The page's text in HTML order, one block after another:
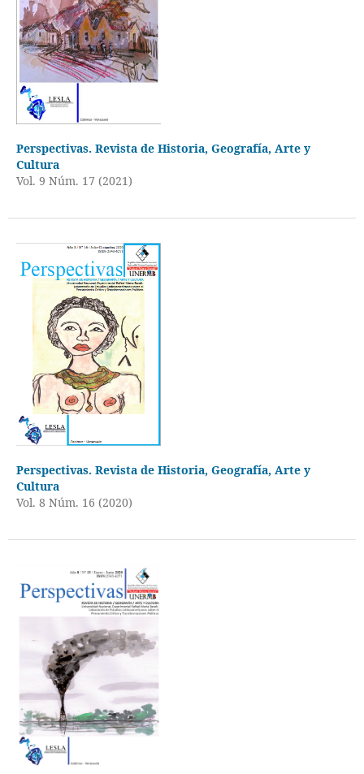
Perspectivas. Revista de Historia, Geografía, Arte y
Cultura
Vol. 9 Núm. 17 (2021)
Perspectivas. Revista de Historia, Geografía, Arte y
Cultura
Vol. 8 Núm. 16 (2020)